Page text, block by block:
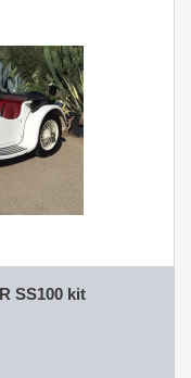
SS100 kit